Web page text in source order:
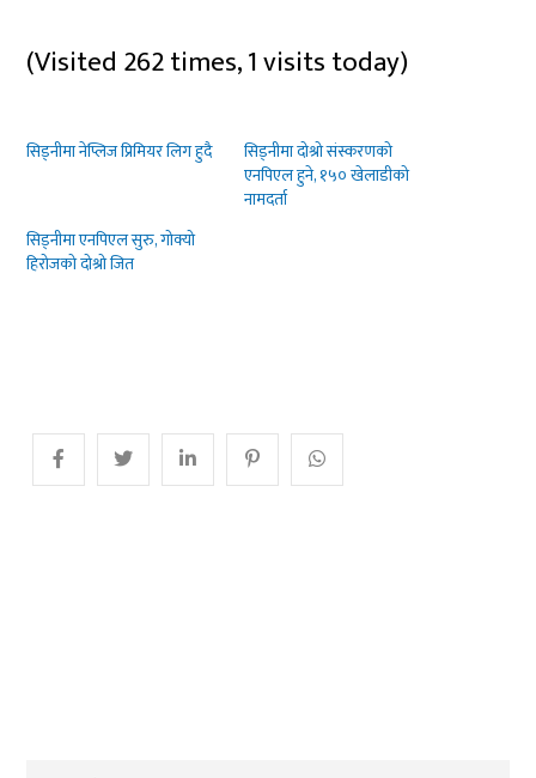
(Visited 262 times, 1 visits today)
सिड्नीमा नेप्लिज प्रिमियर लिग हुदै
सिड्नीमा दोश्रो संस्करणको
एनपिएल हुने, १५० खेलाडीको
नामदर्ता
सिड्नीमा एनपिएल सुरु, गोक्यो
हिरोजको दोश्रो जित